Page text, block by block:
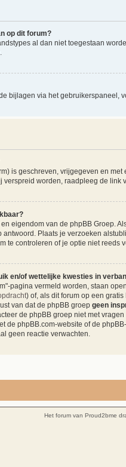
op dit forum?
al dan niet toegestaan
bijlagen via het gebruikerspaneel,
is geschreven, vrijgegeven en
verspreid worden, raadpleeg de link
eigendom van de phpBB Groep.
Plaats je verzoeken
te controleren of je optie niet
en/of wettelijke kwesties in
pagina vermeld worden, staan
) of, als dit forum op een
van dat de phpBB groep geen
de phpBB groep niet met
de phpBB.com-website of de
geen reactie verwachten.
Het forum van Proud2bme